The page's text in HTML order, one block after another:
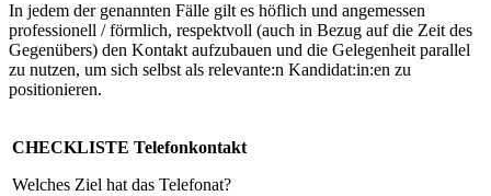
In jedem der genannten Fälle gilt es höflich und angemessen
professionell / förmlich, respektvoll (auch in Bezug auf die Zeit des
Gegenübers) den Kontakt aufzubauen und die Gelegenheit parallel
zu nutzen, um sich selbst als relevante:n Kandidat:in:en zu
positionieren.
CHECKLISTE Telefonkontakt
Welches Ziel hat das Telefonat?